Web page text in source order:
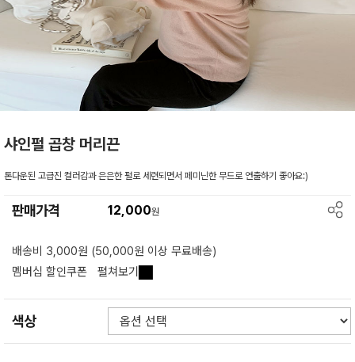
샤인펄 곱창 머리끈
톤다운된 고급진 컬러감과 은은한 펄로 세련되면서 페미닌한 무드로 연출하기 좋아요:)
판매가격 12,000원
배송비 3,000원 (50,000원 이상 무료배송)
멤버십 할인쿠폰
펼쳐보기
색상